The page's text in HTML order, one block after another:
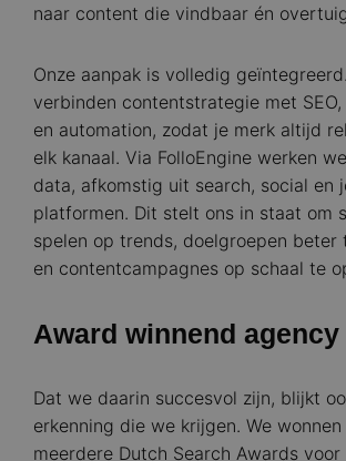
naar content die vindbaar én
Onze aanpak is volledig
verbinden contentstrategie met SEO,
en automation, zodat je merk altijd
elk kanaal. Via FolloEngine werken
data, afkomstig uit search, social en
platformen. Dit stelt ons in staat om
spelen op trends, doelgroepen beter
en contentcampagnes op schaal te
Award winnend agency
Dat we daarin succesvol zijn, blijkt
erkenning die we krijgen. We
meerdere Dutch Search Awards voor